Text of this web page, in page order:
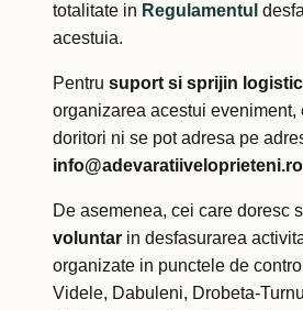
totalitate in Regulamentul
acestuia.
Pentru suport si sprijin logistic
organizarea acestui eveniment,
doritori ni se pot adresa pe
info@adevaratiiveloprieteni.ro
De asemenea, cei care doresc
voluntar in desfasurarea
organizate in punctele de
Videle, Dabuleni, Drobeta-